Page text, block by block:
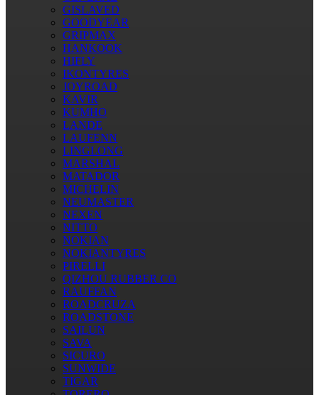
GISLAVED
GOODYEAR
GRIPMAX
HANKOOK
HIFLY
IKONTYRES
JOYROAD
KAVIR
KUMHO
LANDE
LAUFENN
LINGLONG
MARSHAL
MATADOR
MICHELIN
NEUMASTER
NEXEN
NITTO
NOKIAN
NOKIANTYRES
PIRELLI
QIZHOU RUBBER CO
RAUFFAN
ROADCRUZA
ROADSTONE
SAILUN
SAVA
SICURO
SUNWIDE
TIGAR